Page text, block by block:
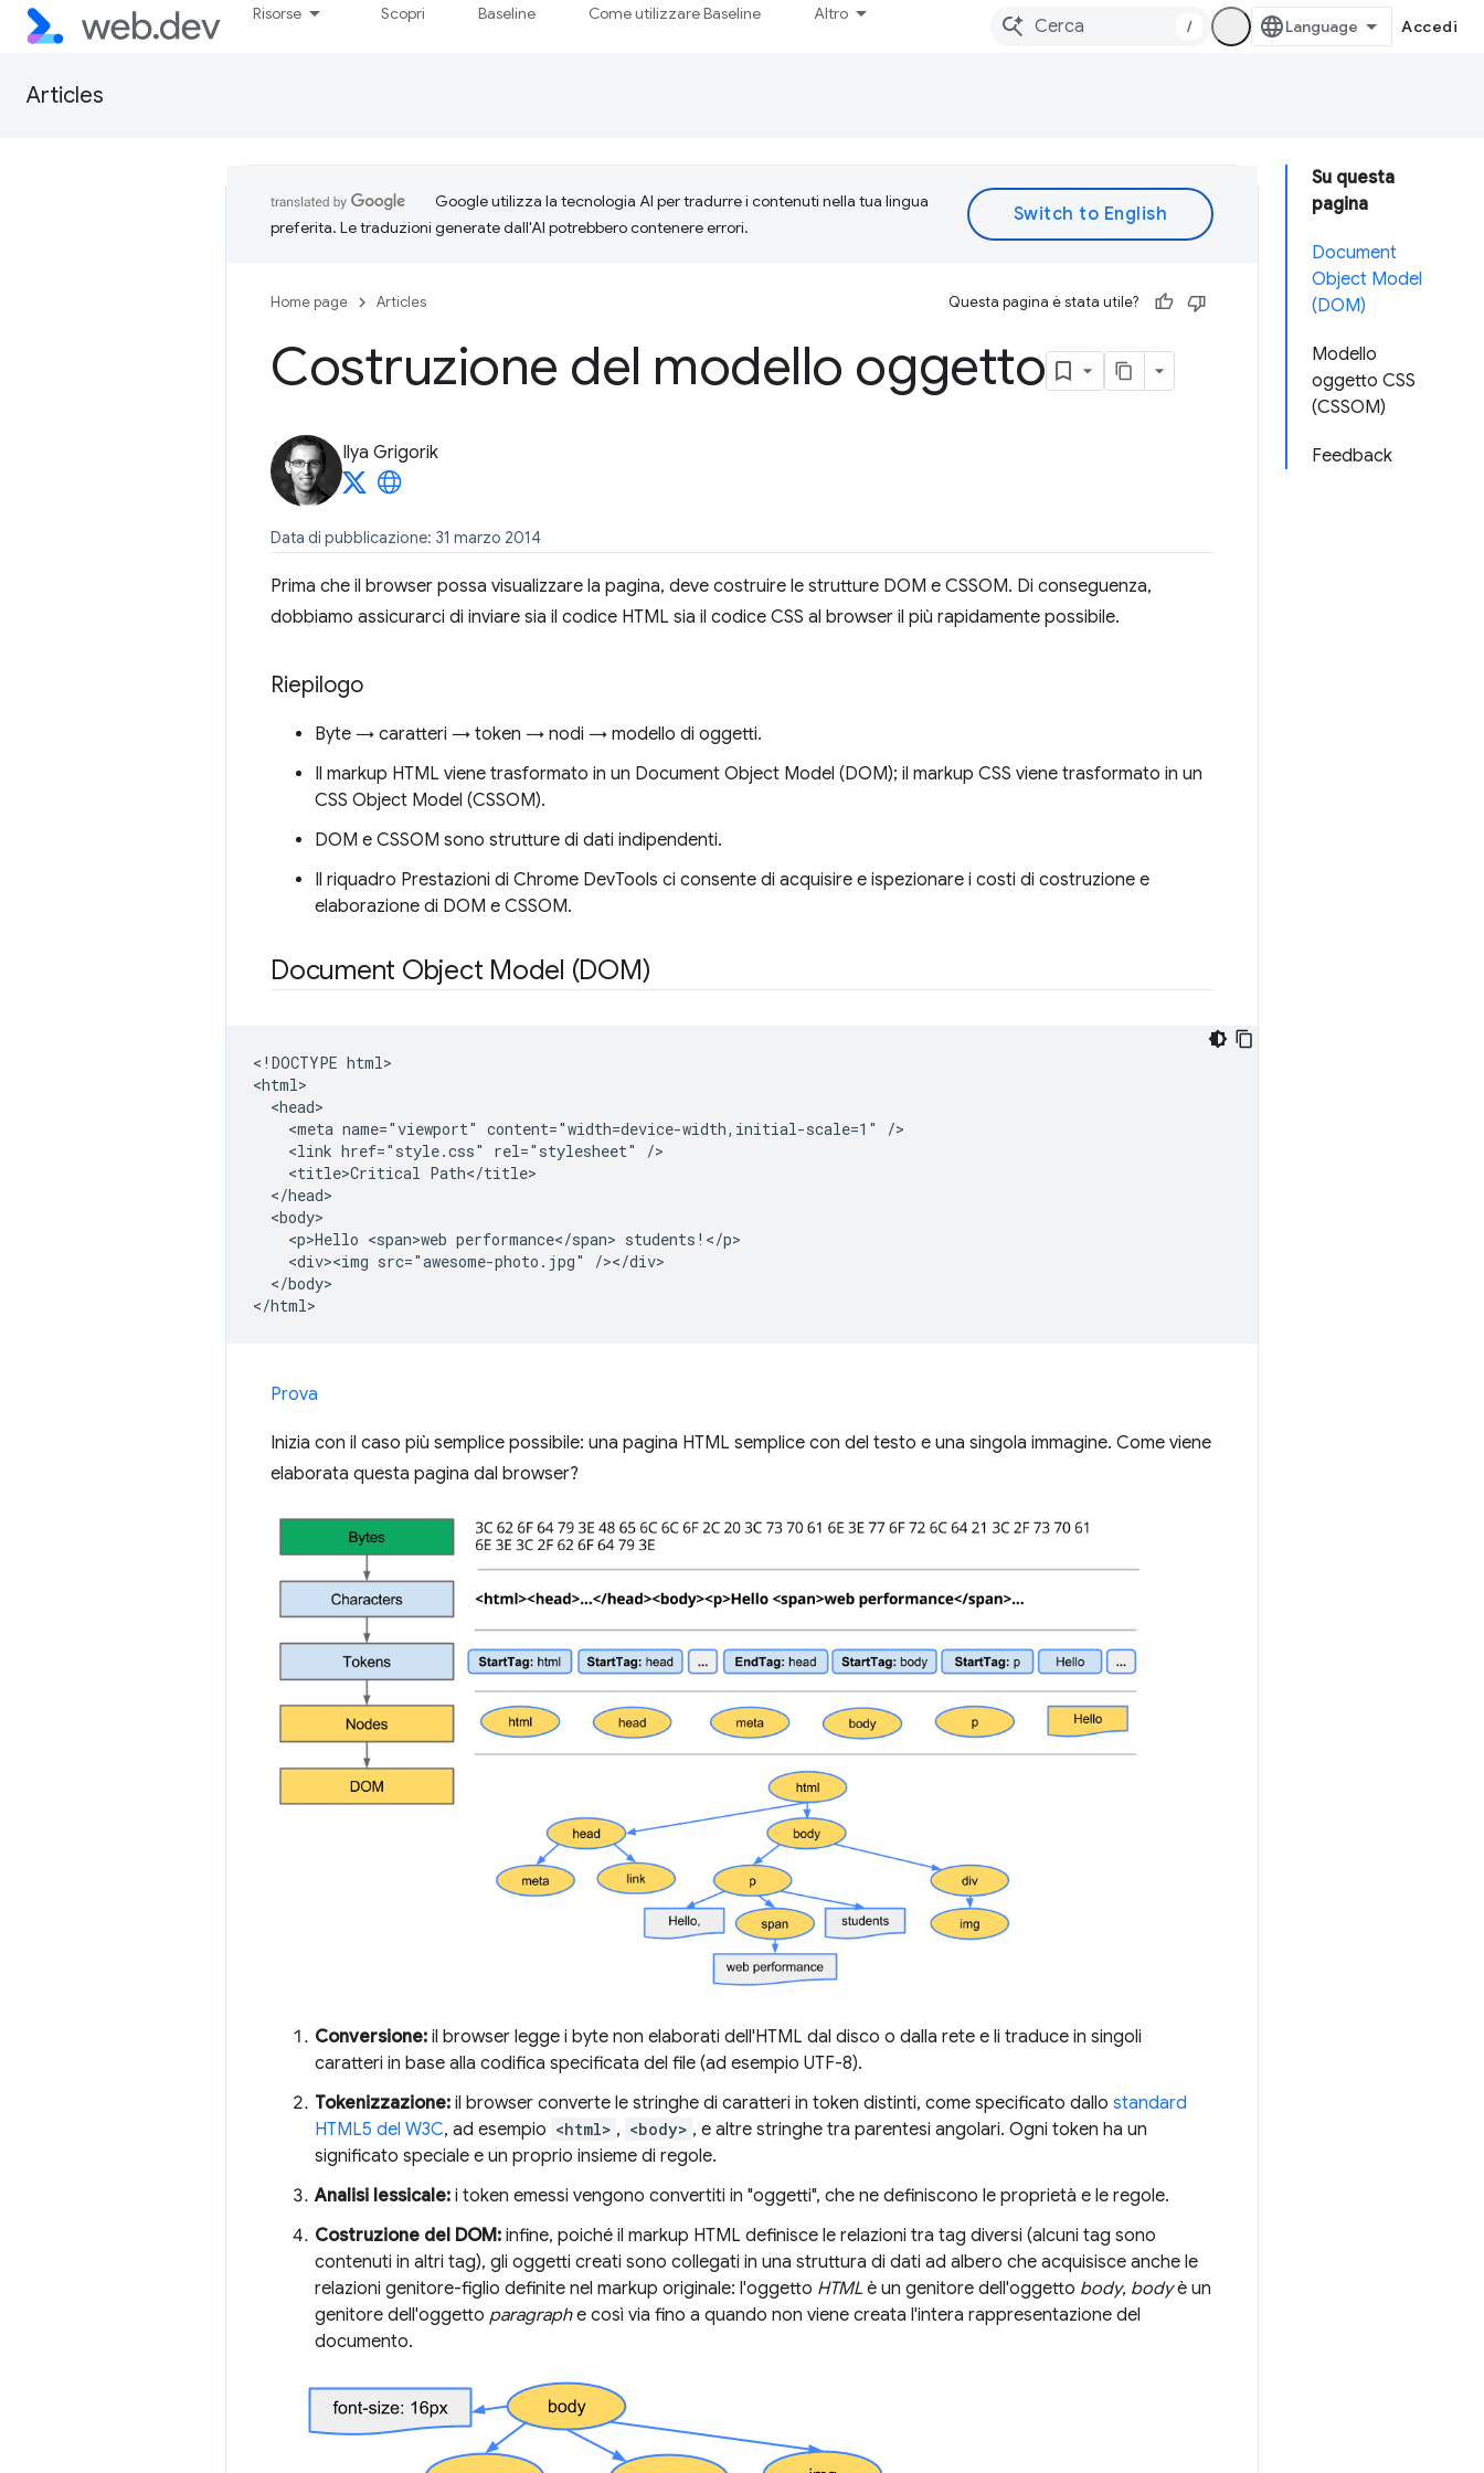
Risorse Scopri Baseline Come utilizzare Baseline Altro
/ Accedi
Articles
Su questa
pagina
Document
Object Model
(DOM)
Modello
oggetto CSS
(CSSOM)
Feedback
Google utilizza la tecnologia AI per tradurre i contenuti nella tua lingua
preferita. Le traduzioni generate dall'AI potrebbero contenere errori.
Home page Articles Questa pagina è stata utile?
Costruzione del modello oggetto
Ilya Grigorik
Data di pubblicazione: 31 marzo 2014
Prima che il browser possa visualizzare la pagina, deve costruire le strutture DOM e CSSOM. Di conseguenza,
dobbiamo assicurarci di inviare sia il codice HTML sia il codice CSS al browser il più rapidamente possibile.
Riepilogo
Byte → caratteri → token → nodi → modello di oggetti.
Il markup HTML viene trasformato in un Document Object Model (DOM); il markup CSS viene trasformato in un
CSS Object Model (CSSOM).
DOM e CSSOM sono strutture di dati indipendenti.
Il riquadro Prestazioni di Chrome DevTools ci consente di acquisire e ispezionare i costi di costruzione e
elaborazione di DOM e CSSOM.
Document Object Model (DOM)
<!DOCTYPE html>
<html>
  <head>
    <meta name="viewport" content="width=device-width,initial-scale=1" />
    <link href="style.css" rel="stylesheet" />
    <title>Critical Path</title>
  </head>
  <body>
    <p>Hello <span>web performance</span> students!</p>
    <div><img src="awesome-photo.jpg" /></div>
  </body>
Prova
Inizia con il caso più semplice possibile: una pagina HTML semplice con del testo e una singola immagine. Come viene
elaborata questa pagina dal browser?
Conversione: il browser legge i byte non elaborati dell'HTML dal disco o dalla rete e li traduce in singoli
caratteri in base alla codifica specificata del file (ad esempio UTF-8).
Tokenizzazione: il browser converte le stringhe di caratteri in token distinti, come specificato dallo standard
HTML5 del W3C, ad esempio <html> , <body> , e altre stringhe tra parentesi angolari. Ogni token ha un
significato speciale e un proprio insieme di regole.
Analisi lessicale: i token emessi vengono convertiti in "oggetti", che ne definiscono le proprietà e le regole.
Costruzione del DOM: infine, poiché il markup HTML definisce le relazioni tra tag diversi (alcuni tag sono
contenuti in altri tag), gli oggetti creati sono collegati in una struttura di dati ad albero che acquisisce anche le
relazioni genitore-figlio definite nel markup originale: l'oggetto HTML è un genitore dell'oggetto body, bodyè un
genitore dell'oggetto paragraphe così via fino a quando non viene creata l'intera rappresentazione del
documento.